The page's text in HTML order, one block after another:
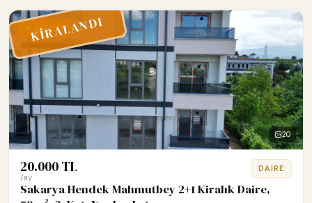
KİRALANDI
KİRALIK
20
20.000 TL
/ay
DAIRE
Sakarya Hendek Mahmutbey 2+1 Kiralık Daire,